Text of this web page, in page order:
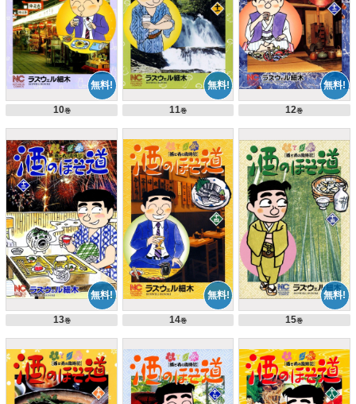
10巻 11巻 12巻
13巻 14巻 15巻